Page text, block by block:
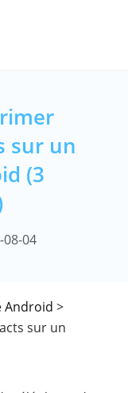
sur un
(3
08-04
Android >
sur un